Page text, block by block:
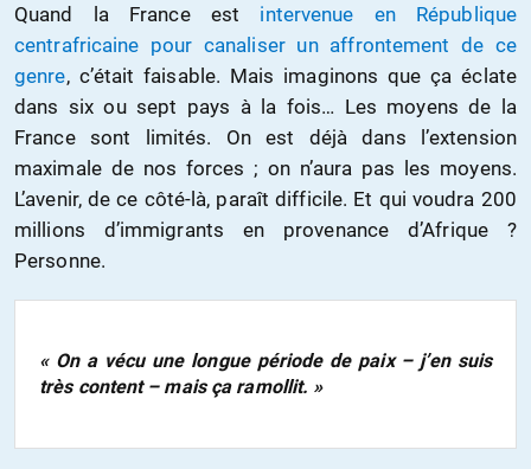
Quand la France est intervenue en République
centrafricaine pour canaliser un affrontement de ce
genre, c’était faisable. Mais imaginons que ça éclate
dans six ou sept pays à la fois… Les moyens de la
France sont limités. On est déjà dans l’extension
maximale de nos forces ; on n’aura pas les moyens.
L’avenir, de ce côté-là, paraît difficile. Et qui voudra 200
millions d’immigrants en provenance d’Afrique ?
Personne.
« On a vécu une longue période de paix – j’en suis
très content – mais ça ramollit. »